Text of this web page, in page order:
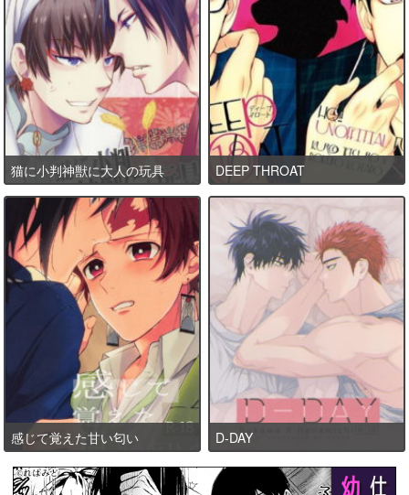
猫に小判神獣に大人の玩具 DEEP THROAT
感じて覚えた甘い匂い D-DAY